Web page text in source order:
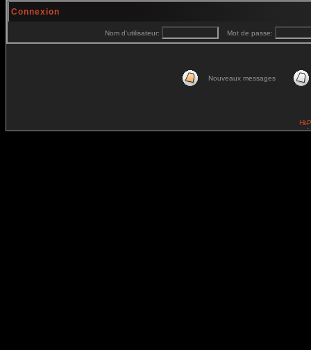
Connexion
Nom d'utilisateur: Mot de passe:
Nouveaux messages